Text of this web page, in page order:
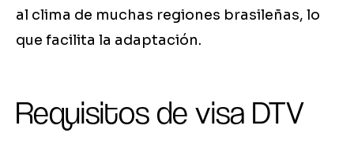
al clima de muchas regiones brasileñas, lo
que facilita la adaptación.
Requisitos de visa DTV